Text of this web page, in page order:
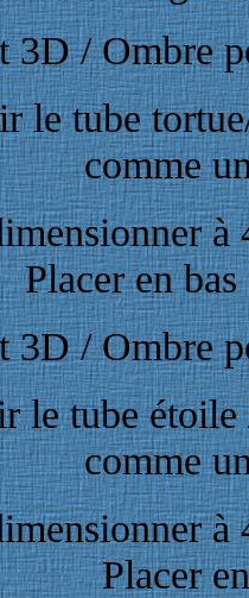
/ Ombre
le tube
comme
à
Placer en
/ Ombre
le tube
comme
à
Placer